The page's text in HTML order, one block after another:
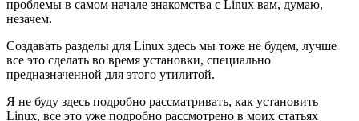
проблемы в самом начале знакомства с Linux вам, думаю,
незачем.
Создавать разделы для Linux здесь мы тоже не будем, лучше
все это сделать во время установки, специально
предназначенной для этого утилитой.
Я не буду здесь подробно рассматривать, как установить
Linux, все это уже подробно рассмотрено в моих статьях